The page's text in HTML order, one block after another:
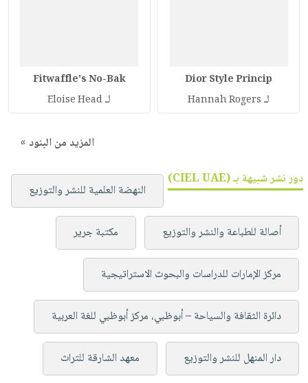
Dior Style Princip
لـ Hannah Rogers
Fitwaffle's No-Bak
لـEloise Head
المزيد من البنود »
دور نشر شبيهة بـ (CIEL UAE)
النهضة العلمية للنشر والتوزيع
أصالة للطباعة والنشر والتوزيع مكتبة جرير
مركز الإمارات للدراسات والبحوث الاستراتيجية
دائرة الثقافة والسياحة – أبوظبي، مركز أبوظبي للغة العربية
دار المنهل للنشر والتوزيع معهد الشارقة للتراث